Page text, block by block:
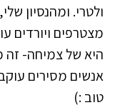
ולטרי. ומהנסיון
מצטרפים ויורדים
היא של צמיחה- זה
אנשים מסירים
טוב :)